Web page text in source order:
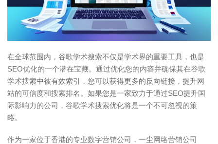
在全球范围内，谷歌学术搜索不仅是学术界的重要工具，也是
SEO优化的一个潜在宝藏。通过优化您的内容并确保其在谷歌
学术搜索中被有效索引，您可以获得更多的反向链接，提升网
站的可信度和搜索排名。如果您是一家致力于通过SEO提升国
际影响力的公司，谷歌学术搜索优化将是一个不可忽视的策
略。
作为一家位于香港的专业数字营销公司，一尘网络营销公司